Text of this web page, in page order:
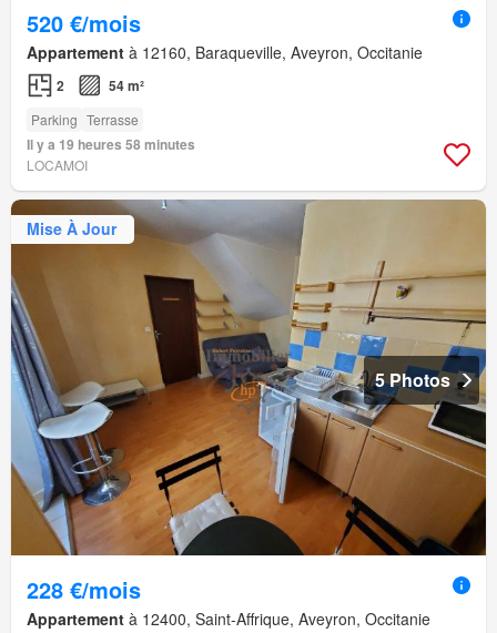
520 €/mois
Appartement à 12160, Baraqueville, Aveyron, Occitanie
2 54 m²
Parking Terrasse
Il y a 19 heures 58 minutes
LOCAMOI
Mise À Jour
5 Photos
228 €/mois
Appartement à 12400, Saint-Affrique, Aveyron, Occitanie